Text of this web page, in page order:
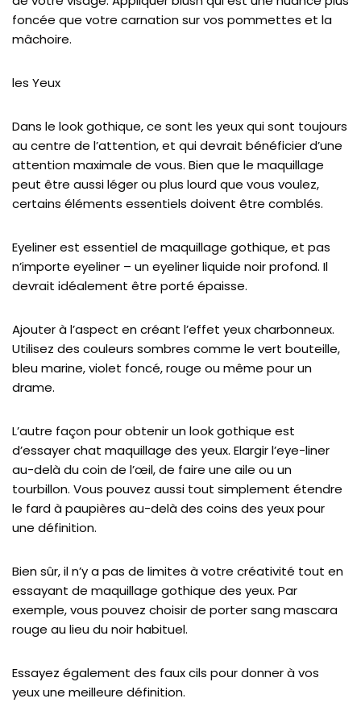
foncée que votre carnation sur vos pommettes et la
mâchoire.
les Yeux
Dans le look gothique, ce sont les yeux qui sont toujours
au centre de l’attention, et qui devrait bénéficier d’une
attention maximale de vous. Bien que le maquillage
peut être aussi léger ou plus lourd que vous voulez,
certains éléments essentiels doivent être comblés.
Eyeliner est essentiel de maquillage gothique, et pas
n’importe eyeliner – un eyeliner liquide noir profond. Il
devrait idéalement être porté épaisse.
Ajouter à l’aspect en créant l’effet yeux charbonneux.
Utilisez des couleurs sombres comme le vert bouteille,
bleu marine, violet foncé, rouge ou même pour un
drame.
L’autre façon pour obtenir un look gothique est
d’essayer chat maquillage des yeux. Elargir l’eye-liner
au-delà du coin de l’œil, de faire une aile ou un
tourbillon. Vous pouvez aussi tout simplement étendre
le fard à paupières au-delà des coins des yeux pour
une définition.
Bien sûr, il n’y a pas de limites à votre créativité tout en
essayant de maquillage gothique des yeux. Par
exemple, vous pouvez choisir de porter sang mascara
rouge au lieu du noir habituel.
Essayez également des faux cils pour donner à vos
yeux une meilleure définition.